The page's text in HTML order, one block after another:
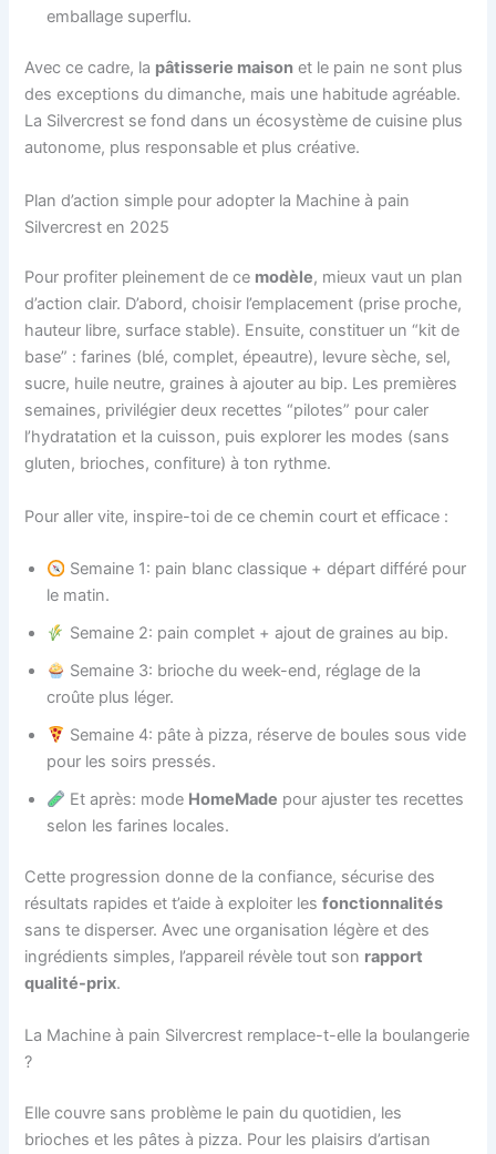
emballage superflu.
Avec ce cadre, la pâtisserie maison et le pain ne sont plus
des exceptions du dimanche, mais une habitude agréable.
La Silvercrest se fond dans un écosystème de cuisine plus
autonome, plus responsable et plus créative.
Plan d’action simple pour adopter la Machine à pain
Silvercrest en 2025
Pour profiter pleinement de ce modèle, mieux vaut un plan
d’action clair. D’abord, choisir l’emplacement (prise proche,
hauteur libre, surface stable). Ensuite, constituer un “kit de
base” : farines (blé, complet, épeautre), levure sèche, sel,
sucre, huile neutre, graines à ajouter au bip. Les premières
semaines, privilégier deux recettes “pilotes” pour caler
l’hydratation et la cuisson, puis explorer les modes (sans
gluten, brioches, confiture) à ton rythme.
Pour aller vite, inspire-toi de ce chemin court et efficace :
Semaine 1: pain blanc classique + départ différé pour
le matin.
Semaine 2: pain complet + ajout de graines au bip.
Semaine 3: brioche du week-end, réglage de la
croûte plus léger.
Semaine 4: pâte à pizza, réserve de boules sous vide
pour les soirs pressés.
Et après: mode HomeMade pour ajuster tes recettes
selon les farines locales.
Cette progression donne de la confiance, sécurise des
résultats rapides et t’aide à exploiter lesfonctionnalités
sans te disperser. Avec une organisation légère et des
ingrédients simples, l’appareil révèle tout son rapport
qualité-prix.
La Machine à pain Silvercrest remplace-t-elle la boulangerie
?
Elle couvre sans problème le pain du quotidien, les
brioches et les pâtes à pizza. Pour les plaisirs d’artisan